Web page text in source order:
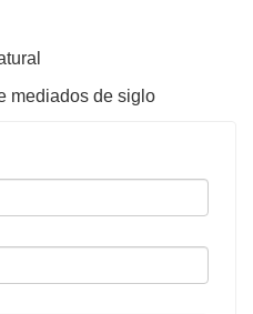
mediados de siglo